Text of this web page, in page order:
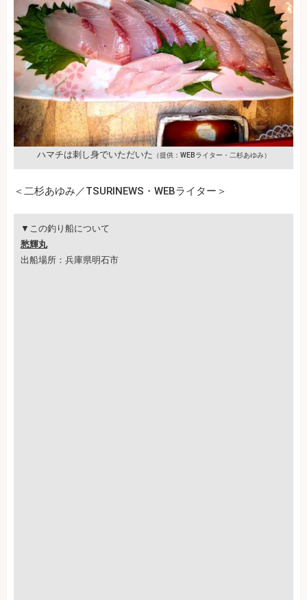
ハマチは刺し身でいただいた （提供：WEBライター・二杉あゆみ）
＜二杉あゆみ／TSURINEWS・WEBライター＞
▼この釣り船について
愁輝丸
出船場所：兵庫県明石市